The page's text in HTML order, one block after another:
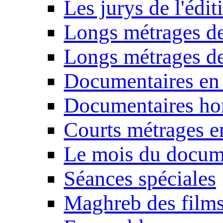
Les jurys de
Longs métrages
Longs métrages
Documentaires
Documentaires
Courts métrages
Le mois du
Séances spéciales
Maghreb des